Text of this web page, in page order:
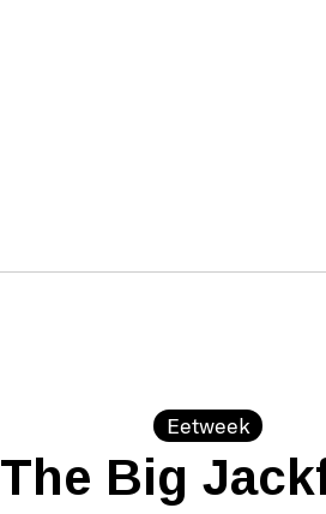
Eetweek
The Big